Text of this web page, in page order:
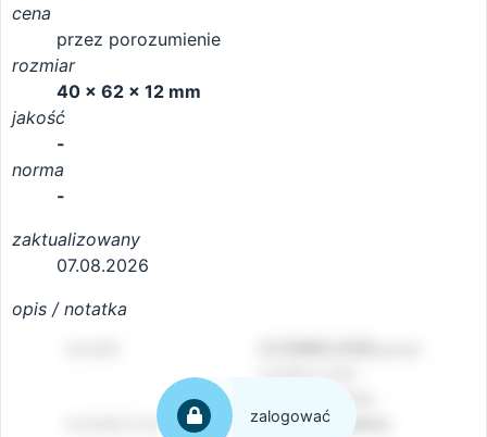
cena
przez porozumienie
rozmiar
40 x 62 x 12 mm
jakość
-
norma
-
zaktualizowany
07.08.2026
opis / notatka
zalogować